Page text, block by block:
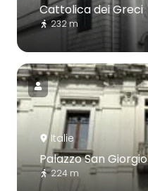
Cattolica dei Greci
232 m
Italie
Palazzo San Giorgio
224 m